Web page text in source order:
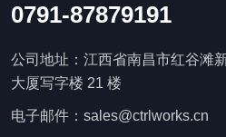
0791-87879191
公司地址：江西省南昌市红谷滩
大厦写字楼 21 楼
电子邮件：sales@ctrlworks.cn